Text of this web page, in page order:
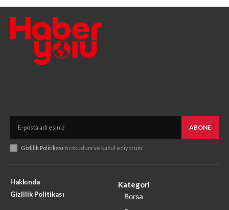
ABONE
Gizlilik Politikası'nı okudum ve kabul ediyorum.
Hakkında
Gizlilik Politikası
Kategori
Borsa